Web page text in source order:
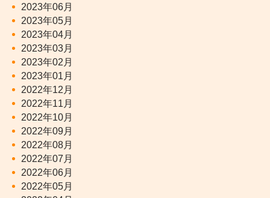
2023年06月
2023年05月
2023年04月
2023年03月
2023年02月
2023年01月
2022年12月
2022年11月
2022年10月
2022年09月
2022年08月
2022年07月
2022年06月
2022年05月